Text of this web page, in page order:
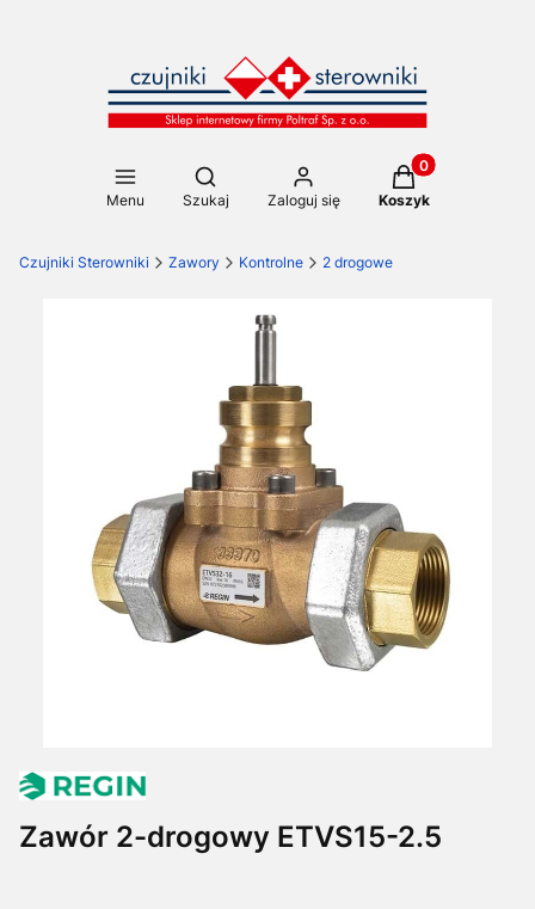
Menu
Otwórz wyszukiwarkę
Szukaj Zaloguj się
Produkty w
Koszyk
Czujniki Sterowniki Zawory Kontrolne 2 drogowe
Zawór 2-drogowy ETVS15-2.5